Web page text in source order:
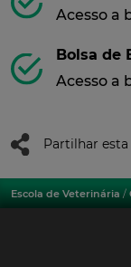
Acesso a
Bolsa de
Acesso a
Partilhar esta
Escola de Veterinária /